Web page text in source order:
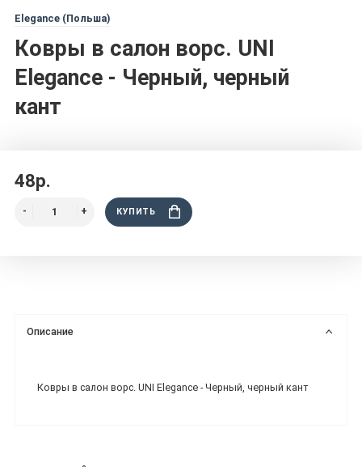
Elegance (Польша)
Ковры в салон ворс. UNI
Elegance - Черный, черный
кант
48р.
КУПИТЬ
Описание
Ковры в салон ворс. UNI Elegance - Черный, черный кант